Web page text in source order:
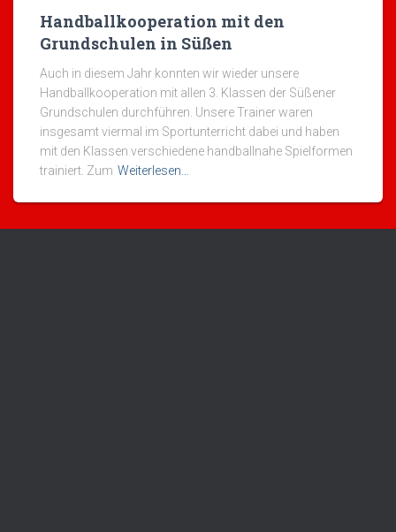
Handballkooperation mit den
Grundschulen in Süßen
Auch in diesem Jahr konnten wir wieder unsere
Handballkooperation mit allen 3. Klassen der Süßener
Grundschulen durchführen. Unsere Trainer waren
insgesamt viermal im Sportunterricht dabei und haben
mit den Klassen verschiedene handballnahe Spielformen
trainiert. Zum Weiterlesen…